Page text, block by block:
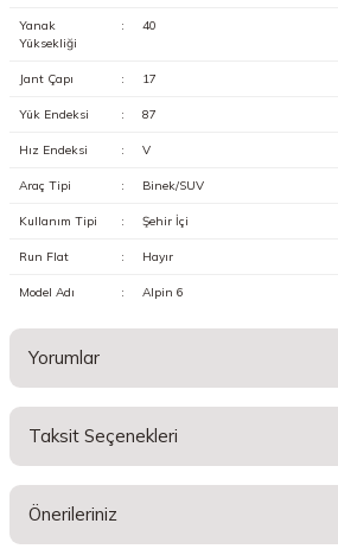
Yanak
Yüksekliği
: 40
Jant Çapı : 17
Yük Endeksi : 87
Hız Endeksi : V
Araç Tipi : Binek/SUV
Kullanım Tipi : Şehir İçi
Run Flat : Hayır
Model Adı : Alpin 6
Yorumlar
Taksit Seçenekleri
Önerileriniz